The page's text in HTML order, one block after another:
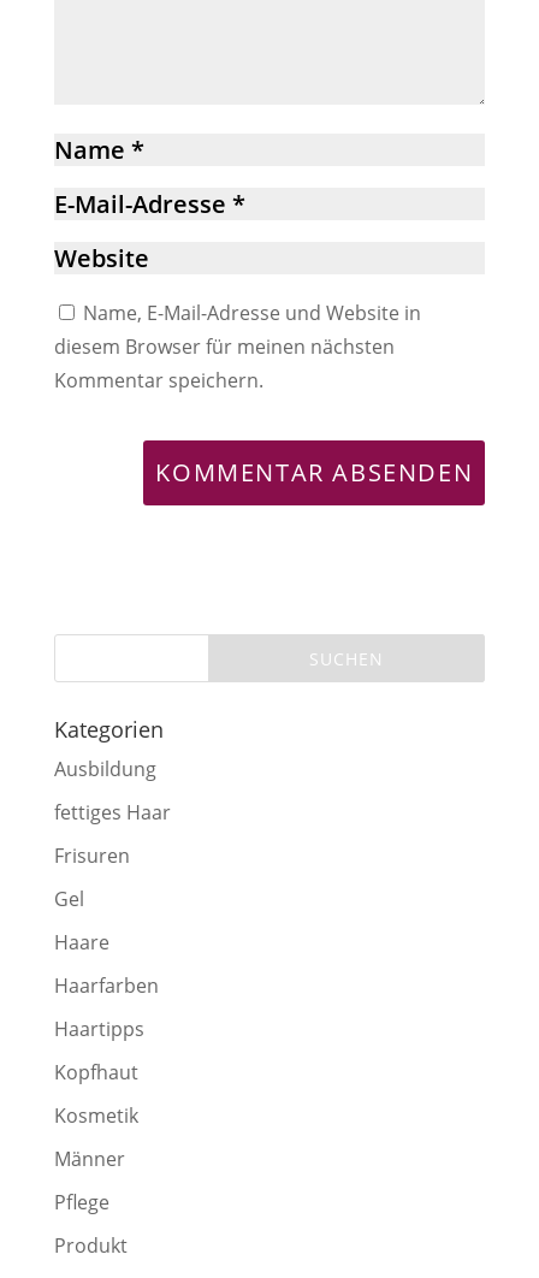
Name, E-Mail-Adresse und Website in
diesem Browser für meinen nächsten
Kommentar speichern.
Kategorien
Ausbildung
fettiges Haar
Frisuren
Gel
Haare
Haarfarben
Haartipps
Kopfhaut
Kosmetik
Männer
Pflege
Produkt